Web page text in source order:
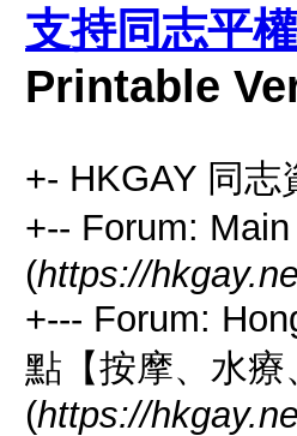
支持同志平
Printable
+- HKGAY 同志
+-- Forum:
(https://
+--- Forum:
點【按摩、水
(https://